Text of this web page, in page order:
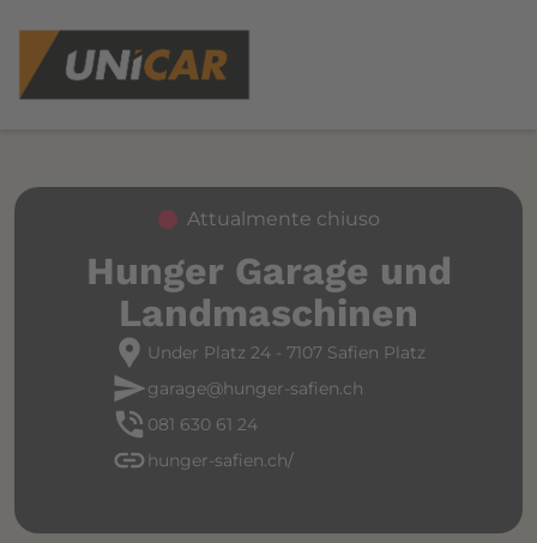
Attualmente chiuso
Hunger Garage und
Landmaschinen
location_pin Under Platz 24 - 7107 Safien Platz
sendgarage@hunger-safien.ch
phone_in_talk 081 630 61 24
link hunger-safien.ch/